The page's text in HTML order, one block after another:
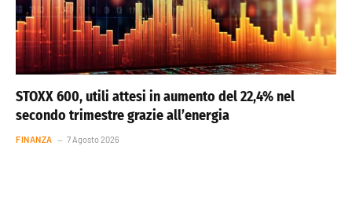
STOXX 600, utili attesi in aumento del 22,4% nel
secondo trimestre grazie all’energia
FINANZA 7 Agosto 2026